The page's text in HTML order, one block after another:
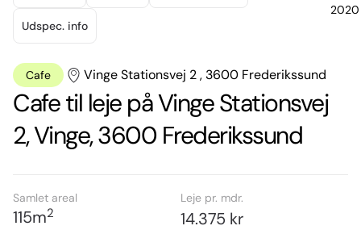
Udspec. info
2020
Cafe Vinge Stationsvej 2 , 3600 Frederikssund
Cafe til leje på Vinge Stationsvej
2, Vinge, 3600 Frederikssund
Samlet areal
115m2
Leje pr. mdr.
14.375 kr